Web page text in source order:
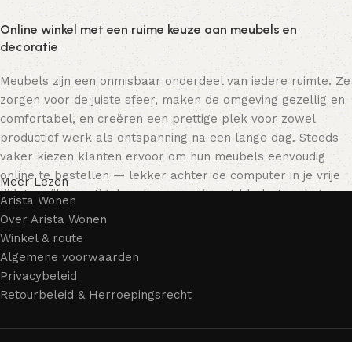
Online winkel met een ruime keuze aan meubels en
decoratie
Meubels zijn een onmisbaar onderdeel van iedere ruimte. Ze
zorgen voor de juiste sfeer, maken de omgeving gezellig en
comfortabel, en creëren een prettige plek voor zowel
productief werk als ontspanning na een lange dag. Steeds
vaker kiezen klanten ervoor om hun meubels eenvoudig
online te bestellen — lekker achter de computer in je vrije
tijd, terwijl je rustig door het assortiment bladert en het
meubelstuk kiest dat bij je past. Onze online winkel biedt
een uitgebreide catalogus met meubels voor zowel thuis als
kantoor.
Meubelproductie is een moderne vorm van kunst
Meer Lezen
Arista Wonen
Over Arista Wonen
Winkel & route
Algemene voorwaarden
Privacybeleid
Retourbeleid & Herroepingsrecht